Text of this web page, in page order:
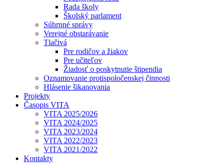
Rada školy
Školský parlament
Súhrnné správy
Verejné obstarávanie
Tlačivá
Pre rodičov a žiakov
Pre učiteľov
Žiadosť o poskytnutie štipendia
Oznamovanie protispoločenskej činnosti
Hlásenie šikanovania
Projekty
Časopis VITA
VITA 2025/2026
VITA 2024/2025
VITA 2023/2024
VITA 2022/2023
VITA 2021/2022
Kontakty